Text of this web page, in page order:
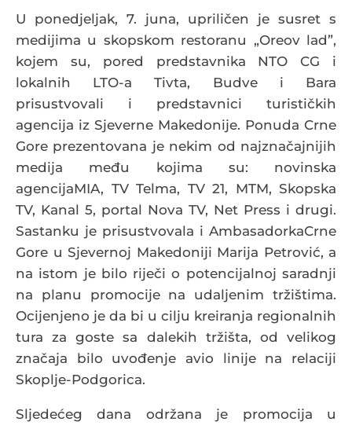
U ponedjeljak, 7. juna, upriličen je susret s
medijima u skopskom restoranu „Oreov lad”,
kojem su, pored predstavnika NTO CG i
lokalnih LTO-a Tivta, Budve i Bara
prisustvovali i predstavnici turističkih
agencija iz Sjeverne Makedonije. Ponuda Crne
Gore prezentovana je nekim od najznačajnijih
medija među kojima su: novinska
agencijaMIA, TV Telma, TV 21, MTM, Skopska
TV, Kanal 5, portal Nova TV, Net Press i drugi.
Sastanku je prisustvovala i AmbasadorkaCrne
Gore u Sjevernoj Makedoniji Marija Petrović, a
na istom je bilo riječi o potencijalnoj saradnji
na planu promocije na udaljenim tržištima.
Ocijenjeno je da bi u cilju kreiranja regionalnih
tura za goste sa dalekih tržišta, od velikog
značaja bilo uvođenje avio linije na relaciji
Skoplje-Podgorica.
Sljedećeg dana održana je promocija u